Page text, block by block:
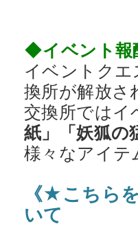
◆イベント
イベントク
換所が解放さ
交換所では
紙」「妖狐の
様々なアイテ
《★こちら
いて